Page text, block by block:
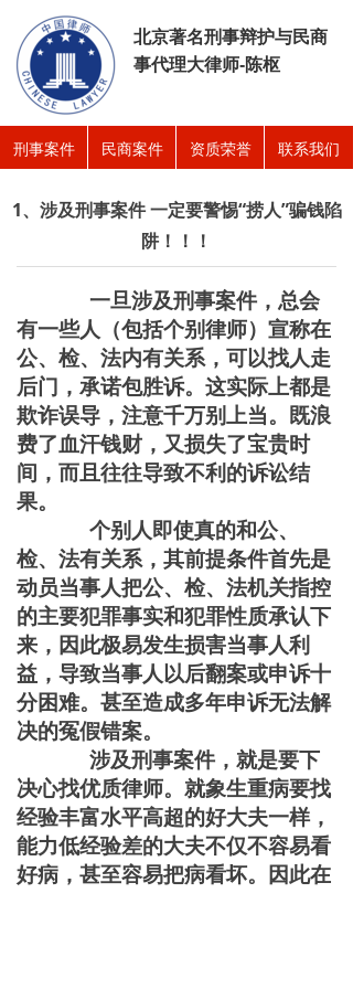
北京著名刑事辩护与民商
事代理大律师-陈枢
刑事案件 民商案件 资质荣誉 联系我们
1、涉及刑事案件 一定要警惕“捞人”骗钱陷
阱！！！
一旦涉及刑事案件，总会
有一些人（包括个别律师）宣称在
公、检、法内有关系，可以找人走
后门，承诺包胜诉。这实际上都是
欺诈误导，注意千万别上当。既浪
费了血汗钱财，又损失了宝贵时
间，而且往往导致不利的诉讼结
果。
个别人即使真的和公、
检、法有关系，其前提条件首先是
动员当事人把公、检、法机关指控
的主要犯罪事实和犯罪性质承认下
来，因此极易发生损害当事人利
益，导致当事人以后翻案或申诉十
分困难。甚至造成多年申诉无法解
决的冤假错案。
涉及刑事案件，就是要下
决心找优质律师。就象生重病要找
经验丰富水平高超的好大夫一样，
能力低经验差的大夫不仅不容易看
好病，甚至容易把病看坏。因此在